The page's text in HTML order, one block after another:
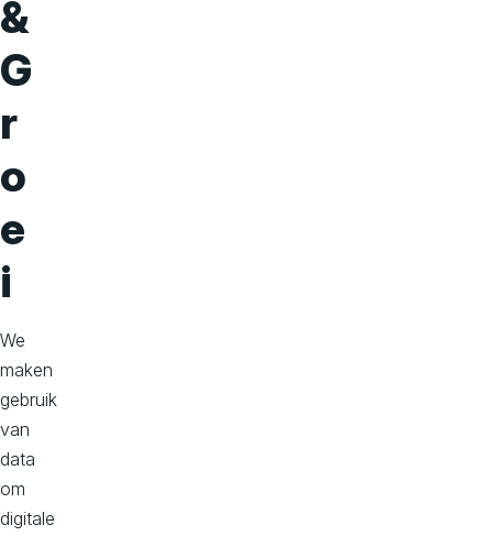
&
G
r
o
e
i
We
maken
gebruik
van
data
om
digitale